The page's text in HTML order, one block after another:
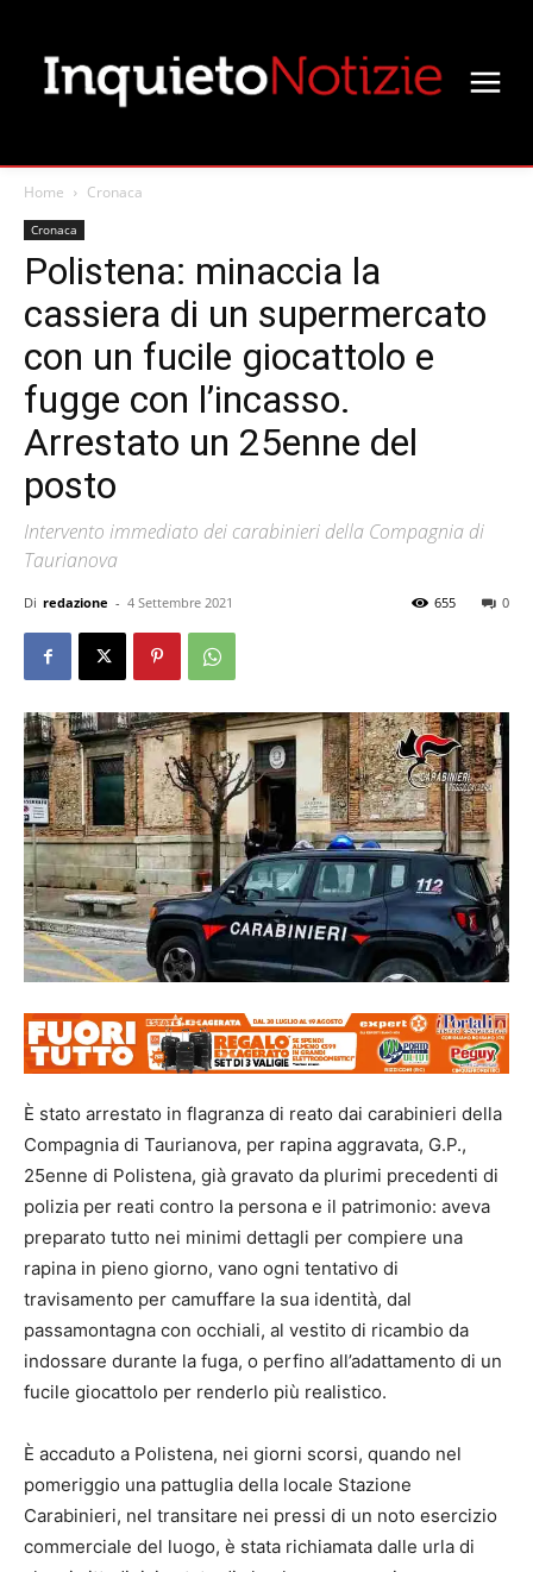
Home Cronaca
Cronaca
Polistena: minaccia la
cassiera di un supermercato
con un fucile giocattolo e
fugge con l’incasso.
Arrestato un 25enne del
posto
Intervento immediato dei carabinieri della Compagnia di
Taurianova
Di redazione - 4 Settembre 2021 0
655
È stato arrestato in flagranza di reato dai carabinieri della
Compagnia di Taurianova, per rapina aggravata, G.P.,
25enne di Polistena, già gravato da plurimi precedenti di
polizia per reati contro la persona e il patrimonio: aveva
preparato tutto nei minimi dettagli per compiere una
rapina in pieno giorno, vano ogni tentativo di
travisamento per camuffare la sua identità, dal
passamontagna con occhiali, al vestito di ricambio da
indossare durante la fuga, o perfino all’adattamento di un
fucile giocattolo per renderlo più realistico.
È accaduto a Polistena, nei giorni scorsi, quando nel
pomeriggio una pattuglia della locale Stazione
Carabinieri, nel transitare nei pressi di un noto esercizio
commerciale del luogo, è stata richiamata dalle urla di